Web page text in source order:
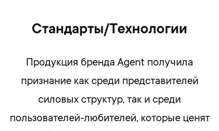
Стандарты/Технологии
Продукция бренда Agent получила
признание как среди представителей
силовых структур, так и среди
пользователей-любителей, которые ценят